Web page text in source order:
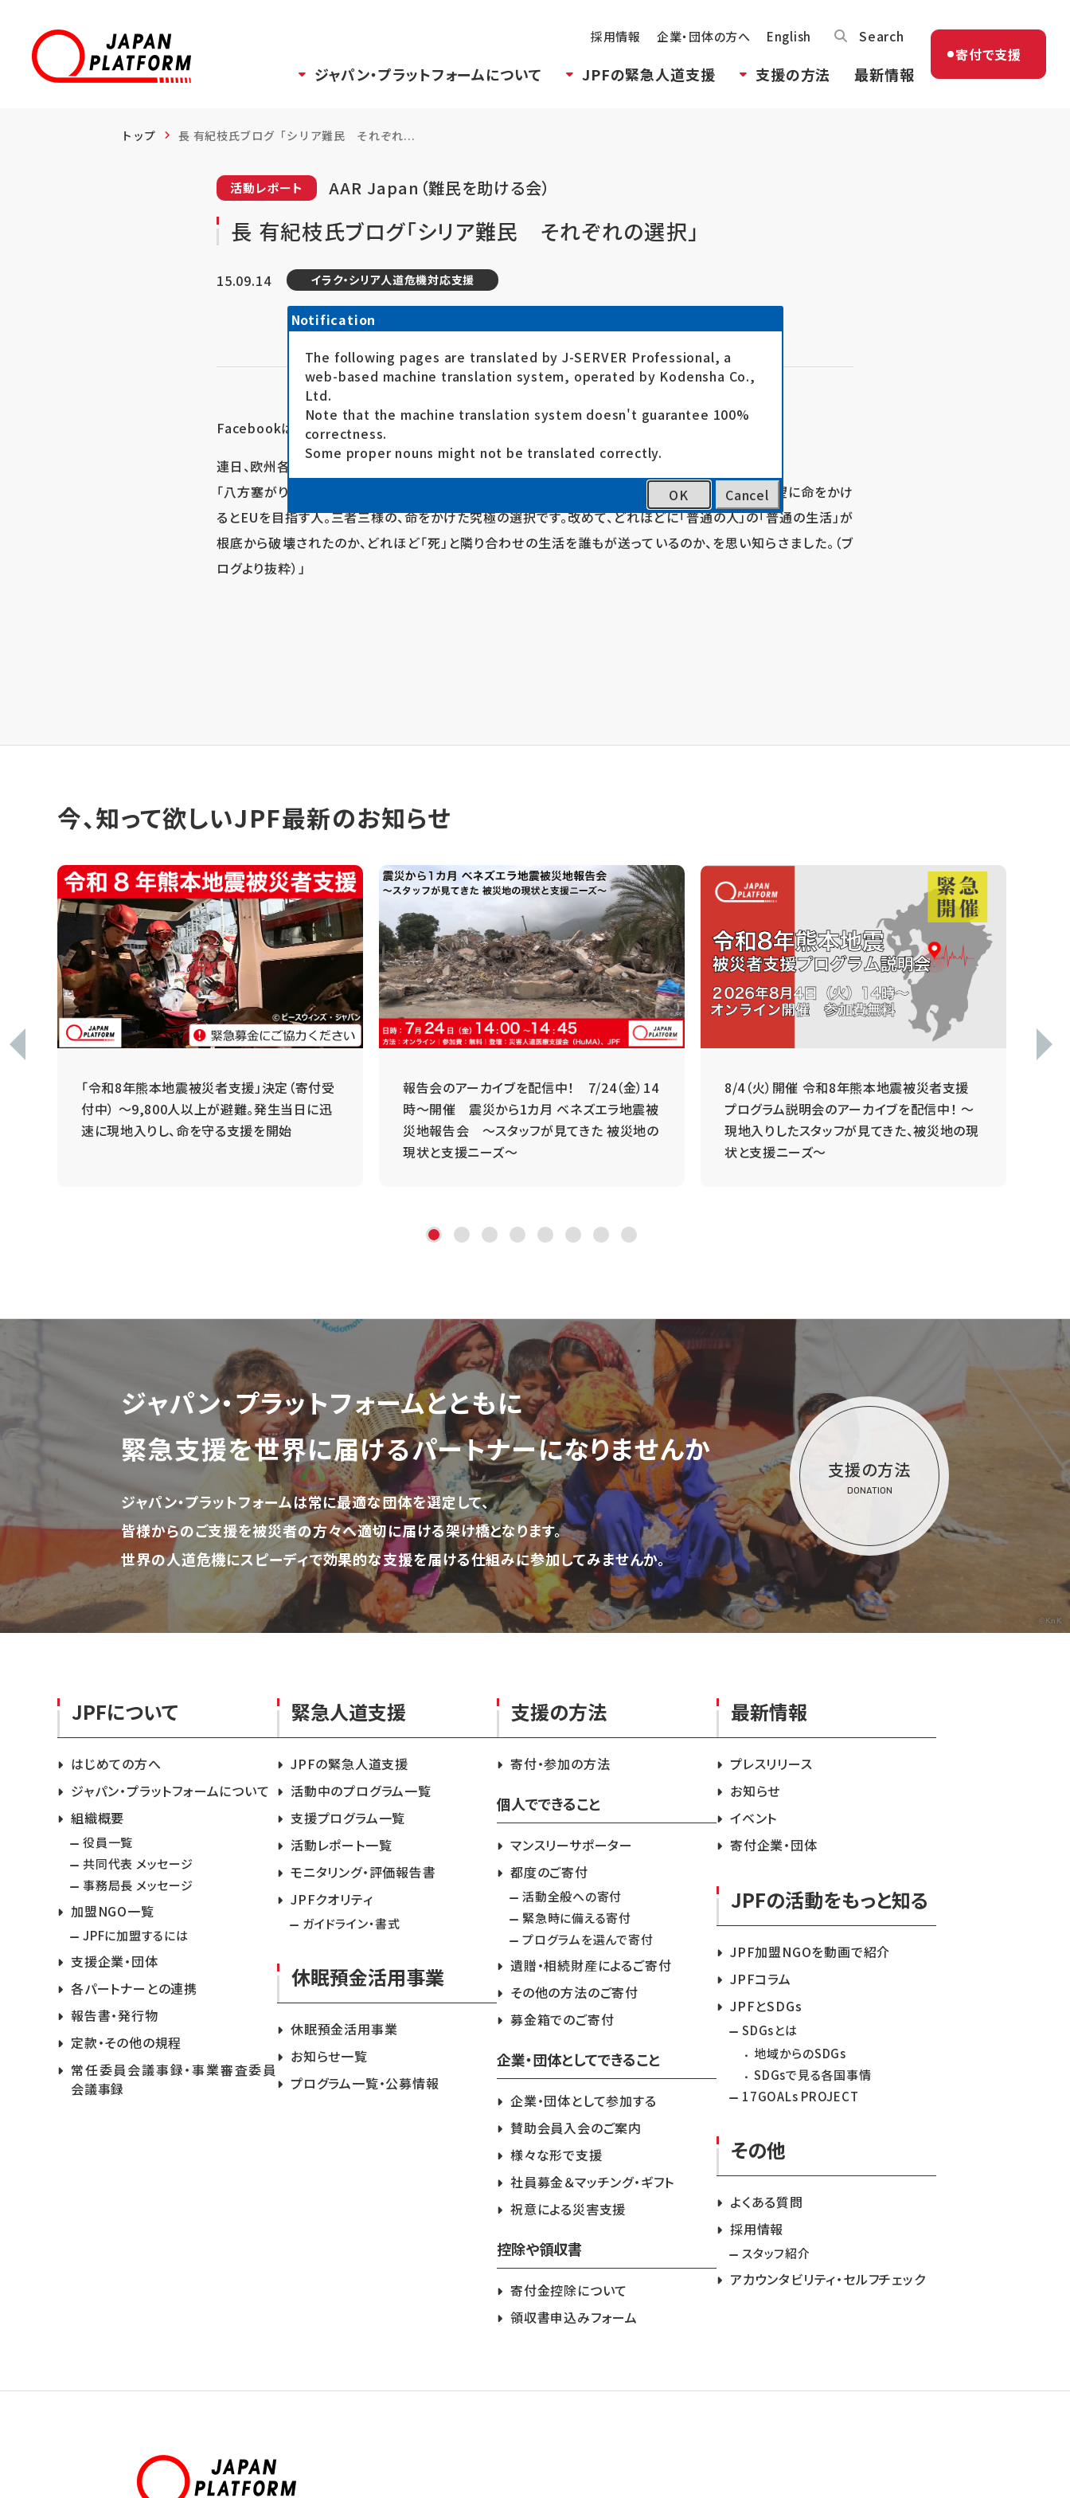
採用情報 企業・団体の方へ English Search
ジャパン・プラットフォームについて JPFの緊急人道支援 支援の方法 最新情報
寄付で支援
トップ 長 有紀枝氏ブログ「シリア難民 それぞれ...
活動レポート AAR Japan（難民を助ける会）
長 有紀枝氏ブログ「シリア難民 それぞれの選択」
15.09.14 イラク・シリア人道危機対応支援
Facebookは
こちら
連日、欧州各国を目指して避難する、シリア難民のことが大きく報道されています。
「八方塞がりの中、トルコにとどまる人、死ぬなら故国でとシリアに戻る人、同じ死ぬなら一筋の希望に命をかけ
るとEUを目指す人。三者三様の、命をかけた究極の選択です。改めて、どれほどに「普通の人」の「普通の生活」が
根底から破壊されたのか、どれほど「死」と隣り合わせの生活を誰もが送っているのか、を思い知らさました。（ブ
ログより抜粋）」
今、知って欲しいJPF最新のお知らせ
「令和8年熊本地震被災者支援」決定（寄付受
付中） ～9,800人以上が避難。発生当日に迅
速に現地入りし、命を守る支援を開始
報告会のアーカイブを配信中！ 7/24（金）14
時～開催 震災から1カ月 ベネズエラ地震被
災地報告会 ～スタッフが見てきた 被災地の
現状と支援ニーズ～
8/4（火）開催 令和8年熊本地震被災者支援
プログラム説明会のアーカイブを配信中！ ～
現地入りしたスタッフが見てきた、被災地の現
状と支援ニーズ～
ジャパン・プラットフォームとともに
緊急支援を世界に届けるパートナーになりませんか
ジャパン・プラットフォームは常に最適な団体を選定して、
皆様からのご支援を被災者の方々へ適切に届ける架け橋となります。
世界の人道危機にスピーディで効果的な支援を届ける仕組みに参加してみませんか。
支援の方法
DONATION
©KnK
JPFについて
はじめての方へ
ジャパン・プラットフォームについて
組織概要
役員一覧
共同代表 メッセージ
事務局長 メッセージ
加盟NGO一覧
JPFに加盟するには
支援企業・団体
各パートナーとの連携
報告書・発行物
定款・その他の規程
常任委員会議事録・事業審査委員
会議事録
緊急人道支援
JPFの緊急人道支援
活動中のプログラム一覧
支援プログラム一覧
活動レポート一覧
モニタリング・評価報告書
JPFクオリティ
ガイドライン・書式
休眠預金活用事業
休眠預金活用事業
お知らせ一覧
プログラム一覧・公募情報
支援の方法
寄付・参加の方法
個人でできること
マンスリーサポーター
都度のご寄付
活動全般への寄付
緊急時に備える寄付
プログラムを選んで寄付
遺贈・相続財産によるご寄付
その他の方法のご寄付
募金箱でのご寄付
企業・団体としてできること
企業・団体として参加する
賛助会員入会のご案内
様々な形で支援
社員募金＆マッチング・ギフト
祝意による災害支援
控除や領収書
寄付金控除について
領収書申込みフォーム
最新情報
プレスリリース
お知らせ
イベント
寄付企業・団体
JPFの活動をもっと知る
JPF加盟NGOを動画で紹介
JPFコラム
JPFとSDGs
SDGsとは
地域からのSDGs
SDGsで見る各国事情
17GOALs PROJECT
その他
よくある質問
採用情報
スタッフ紹介
アカウンタビリティ・セルフチェック
Notification
The following pages are translated by J-SERVER Professional, a
web-based machine translation system, operated by Kodensha Co.,
Ltd.
Note that the machine translation system doesn't guarantee 100%
correctness.
Some proper nouns might not be translated correctly.
OK Cancel